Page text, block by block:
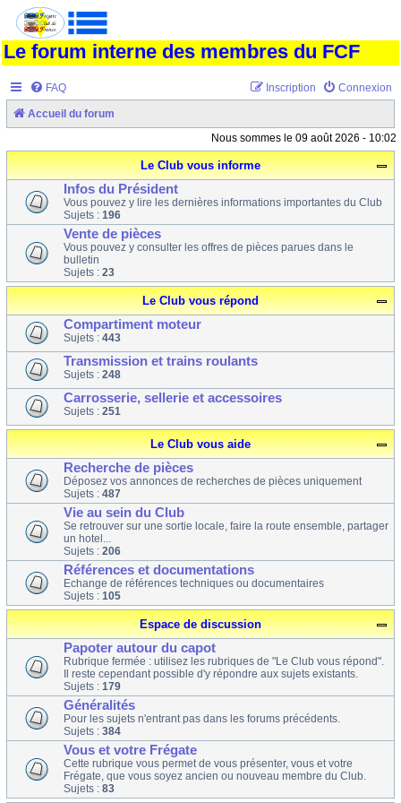
Le forum interne des membres du FCF
FAQ Connexion
Inscription
Accueil du forum
Nous sommes le 09 août 2026 - 10:02
Le Club vous informe
Infos du Président
Vous pouvez y lire les dernières informations importantes du Club
Sujets : 196
Vente de pièces
Vous pouvez y consulter les offres de pièces parues dans le
bulletin
Sujets : 23
Le Club vous répond
Compartiment moteur
Sujets : 443
Transmission et trains roulants
Sujets : 248
Carrosserie, sellerie et accessoires
Sujets : 251
Le Club vous aide
Recherche de pièces
Déposez vos annonces de recherches de pièces uniquement
Sujets : 487
Vie au sein du Club
Se retrouver sur une sortie locale, faire la route ensemble, partager
un hotel...
Sujets : 206
Références et documentations
Echange de références techniques ou documentaires
Sujets : 105
Espace de discussion
Papoter autour du capot
Rubrique fermée : utilisez les rubriques de "Le Club vous répond".
Il reste cependant possible d'y répondre aux sujets existants.
Sujets : 179
Généralités
Pour les sujets n'entrant pas dans les forums précédents.
Sujets : 384
Vous et votre Frégate
Cette rubrique vous permet de vous présenter, vous et votre
Frégate, que vous soyez ancien ou nouveau membre du Club.
Sujets : 83